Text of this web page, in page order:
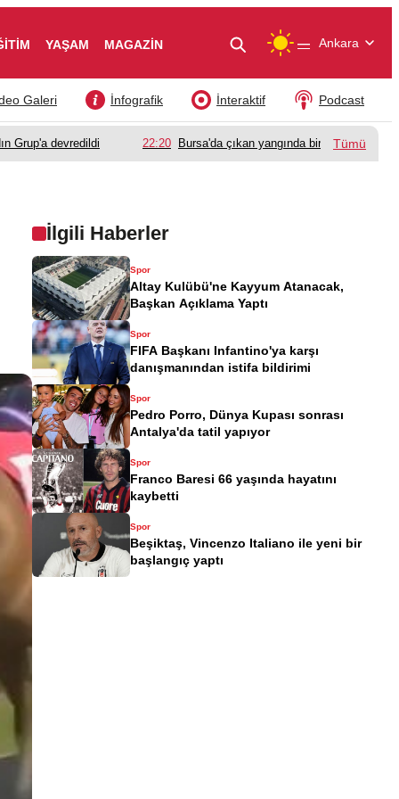
YAŞAM MAGAZİN — Ankara
Podcast
İnteraktif
İnfografik
Galeri
Grup'a devredildi 22:20 Bursa'da çıkan yangında bir babanın acı
Tümü
İlgili Haberler
Spor
Altay Kulübü'ne Kayyum Atanacak,
Başkan Açıklama Yaptı
Spor
FIFA Başkanı Infantino'ya karşı
danışmanından istifa bildirimi
Spor
Pedro Porro, Dünya Kupası sonrası
Antalya'da tatil yapıyor
Spor
Franco Baresi 66 yaşında hayatını
kaybetti
Spor
Beşiktaş, Vincenzo Italiano ile yeni bir
başlangıç yaptı